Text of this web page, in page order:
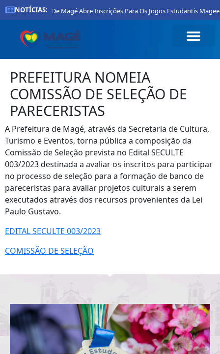
NOTÍCIAS:
Prefeitura De Magé Abre Inscrições Para Os Jogos Estudantis
PREFEITURA NOMEIA
COMISSÃO DE SELEÇÃO DE
PARECERISTAS
A Prefeitura de Magé, através da Secretaria de Cultura,
Turismo e Eventos, torna pública a composição da
Comissão de Seleção prevista no Edital SECULTE
003/2023 destinada a avaliar os inscritos para participar
no processo de seleção para a formação de banco de
pareceristas para avaliar projetos culturais a serem
executados através dos recursos provenientes da Lei
Paulo Gustavo.
EDITAL SECULTE 003/2023
COMISSÃO DE SELEÇÃO